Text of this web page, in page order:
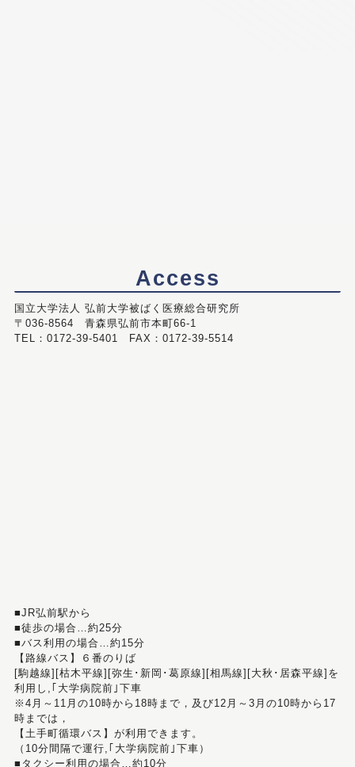
Access
国立大学法人 弘前大学被ばく医療総合研究所
〒036-8564 青森県弘前市本町66-1
TEL：0172-39-5401 FAX：0172-39-5514
■JR弘前駅から
■徒歩の場合…約25分
■バス利用の場合…約15分
【路線バス】６番のりば
[駒越線][枯木平線][弥生･新岡･葛原線][相馬線][大秋･居森平線]を
利用し,｢大学病院前｣下車
※4月～11月の10時から18時まで，及び12月～3月の10時から17
時までは，
【土手町循環バス】が利用できます。
（10分間隔で運行,｢大学病院前｣下車）
■タクシー利用の場合…約10分